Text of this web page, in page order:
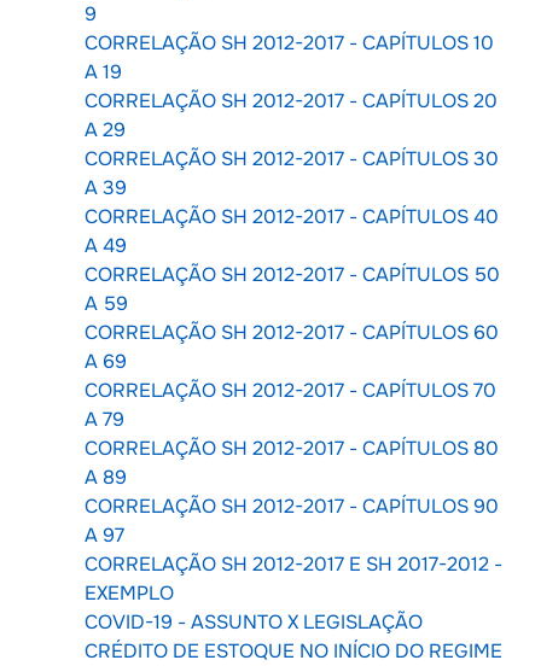
9
CORRELAÇÃO SH 2012-2017 - CAPÍTULOS 10
A 19
CORRELAÇÃO SH 2012-2017 - CAPÍTULOS 20
A 29
CORRELAÇÃO SH 2012-2017 - CAPÍTULOS 30
A 39
CORRELAÇÃO SH 2012-2017 - CAPÍTULOS 40
A 49
CORRELAÇÃO SH 2012-2017 - CAPÍTULOS 50
A 59
CORRELAÇÃO SH 2012-2017 - CAPÍTULOS 60
A 69
CORRELAÇÃO SH 2012-2017 - CAPÍTULOS 70
A 79
CORRELAÇÃO SH 2012-2017 - CAPÍTULOS 80
A 89
CORRELAÇÃO SH 2012-2017 - CAPÍTULOS 90
A 97
CORRELAÇÃO SH 2012-2017 E SH 2017-2012 -
EXEMPLO
COVID-19 - ASSUNTO X LEGISLAÇÃO
CRÉDITO DE ESTOQUE NO INÍCIO DO REGIME